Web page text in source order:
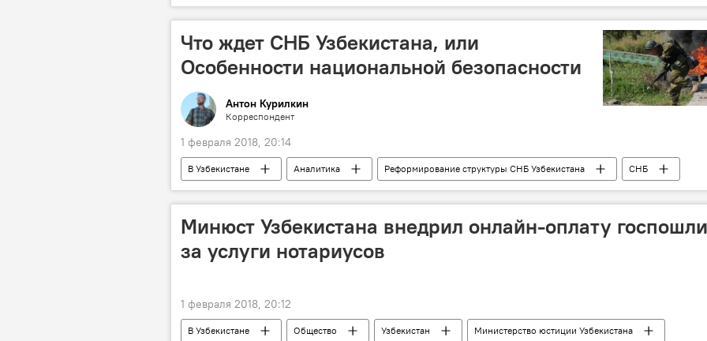
Борьба с терроризмом
Террористы
Что ждет СНБ Узбекистана, или
Особенности национальной безопасности
Антон Курилкин
Корреспондент
1 февраля 2018, 20:14
В Узбекистане Аналитика Реформирование структуры СНБ Узбекистана СНБ
Минюст Узбекистана внедрил онлайн-оплату
за услуги нотариусов
1 февраля 2018, 20:12
В Узбекистане Общество Узбекистан
Министерство юстиции Узбекистана